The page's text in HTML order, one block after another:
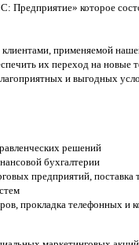
Предприятие» которое
применяемой
их переход на новые
и выгодных
решений
бухгалтерии
предприятий, поставка
прокладка телефонных